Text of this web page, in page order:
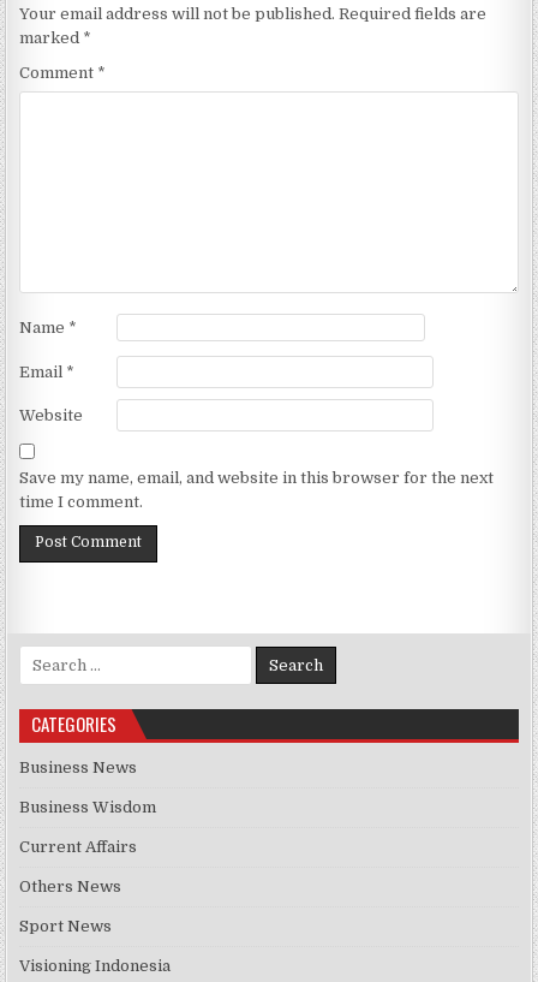
Your email address will not be published. Required fields are
marked *
Comment *
Name *
Email *
Website
Save my name, email, and website in this browser for the next
time I comment.
Search for:
CATEGORIES
Business News
Business Wisdom
Current Affairs
Others News
Sport News
Visioning Indonesia